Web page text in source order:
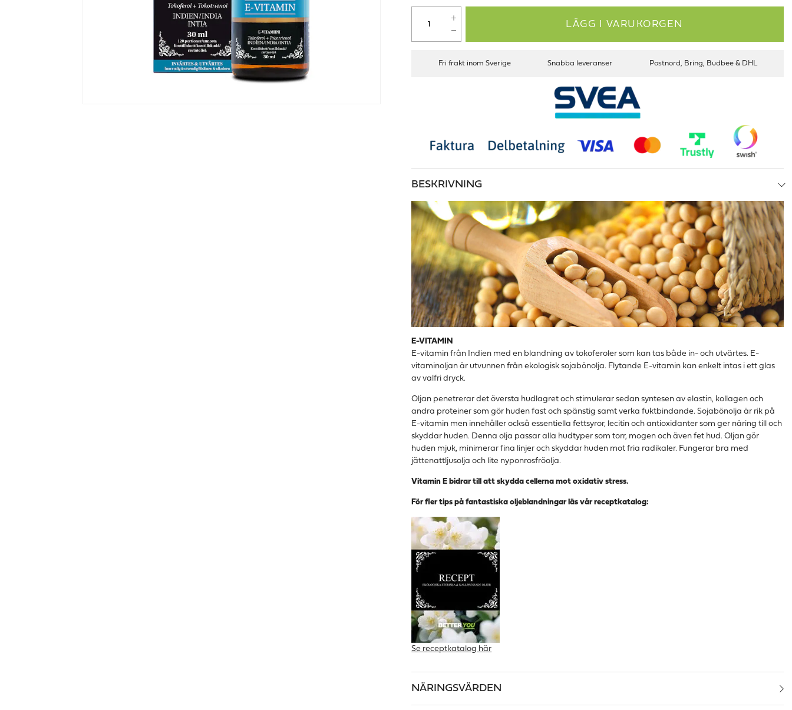
LÄGG I VARUKORGEN
Fri frakt inom Sverige Snabba leveranser Postnord, Bring, Budbee & DHL
BESKRIVNING
E-VITAMIN
E-vitamin från Indien med en blandning av tokoferoler som kan tas både in- och utvärtes. E-
vitaminoljan är utvunnen från ekologisk sojabönolja. Flytande E-vitamin kan enkelt intas i ett glas
av valfri dryck.
Oljan penetrerar det översta hudlagret och stimulerar sedan syntesen av elastin, kollagen och
andra proteiner som gör huden fast och spänstig samt verka fuktbindande. Sojabönolja är rik på
E-vitamin men innehåller också essentiella fettsyror, lecitin och antioxidanter som ger näring till och
skyddar huden. Denna olja passar alla hudtyper som torr, mogen och även fet hud. Oljan gör
huden mjuk, minimerar fina linjer och skyddar huden mot fria radikaler. Fungerar bra med
jättenattljusolja och lite nyponrosfröolja.
Vitamin E bidrar till att skydda cellerna mot oxidativ stress.
För fler tips på fantastiska oljeblandningar läs vår receptkatalog:
Se receptkatalog här
NÄRINGSVÄRDEN